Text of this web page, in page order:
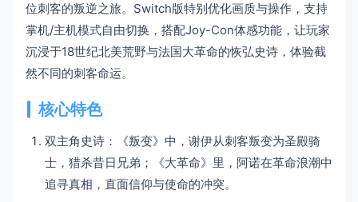
位刺客的叛逆之旅。Switch版特别优化画质与操作，支持
掌机/主机模式自由切换，搭配Joy-Con体感功能，让玩家
沉浸于18世纪北美荒野与法国大革命的恢弘史诗，体验截
然不同的刺客命运。
核心特色
双主角史诗：《叛变》中，谢伊从刺客叛变为圣殿骑
士，猎杀昔日兄弟；《大革命》里，阿诺在革命浪潮中
追寻真相，直面信仰与使命的冲突。